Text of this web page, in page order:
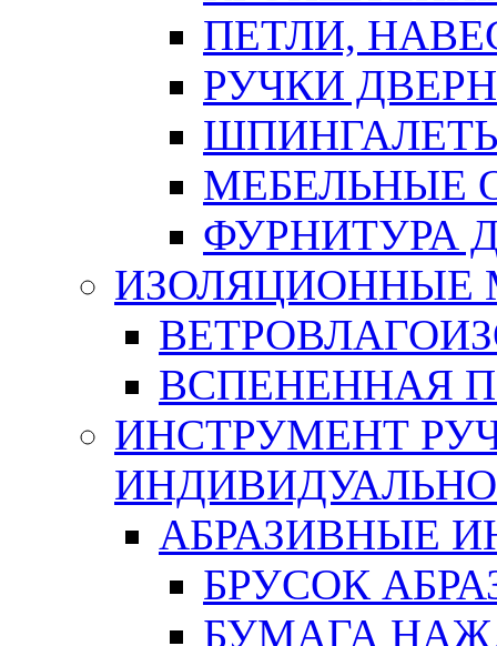
ПЕТЛИ,
РУЧКИ
МЕБЕЛЬНЫЕ
ФУРНИТУРА
ИЗОЛЯЦИОННЫЕ
ВСПЕНЕННАЯ
ИНСТРУМЕНТ
АБРАЗИВНЫЕ
БРУСОК
БУМАГА